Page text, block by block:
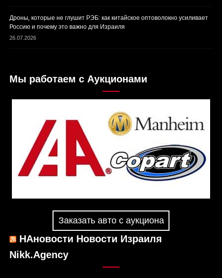
Дроны, которые не глушит РЭБ: как китайское оптоволокно усиливает
Россию и почему это важно для Израиля
26.07.2026
Мы работаем с Аукционами
Заказать авто с аукциона
НАновости Новости Израиля
Nikk.Agency